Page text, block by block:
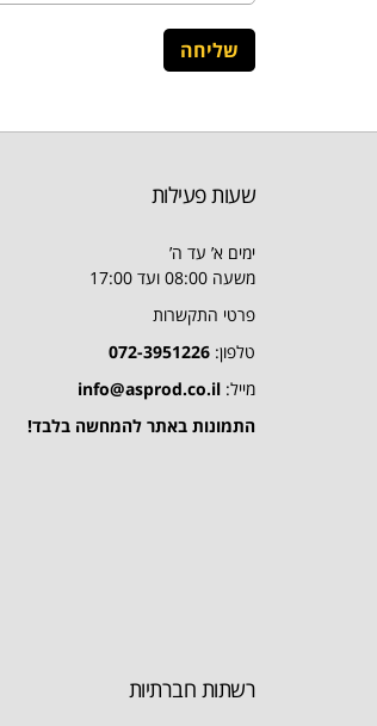
שעות פעילות
ימים א’ עד ה’
משעה 08:00 ועד 17:00
פרטי התקשרות
טלפון: 072-3951226
מייל: info@asprod.co.il
התמונות באתר להמחשה בלבד!
רשתות חברתיות